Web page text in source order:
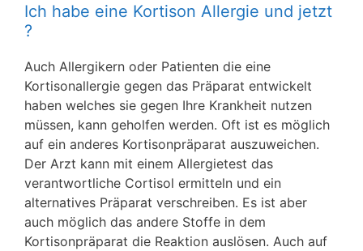
Ich habe eine Kortison Allergie und jetzt
?
Auch Allergikern oder Patienten die eine
Kortisonallergie gegen das Präparat entwickelt
haben welches sie gegen Ihre Krankheit nutzen
müssen, kann geholfen werden. Oft ist es möglich
auf ein anderes Kortisonpräparat auszuweichen.
Der Arzt kann mit einem Allergietest das
verantwortliche Cortisol ermitteln und ein
alternatives Präparat verschreiben. Es ist aber
auch möglich das andere Stoffe in dem
Kortisonpräparat die Reaktion auslösen. Auch auf